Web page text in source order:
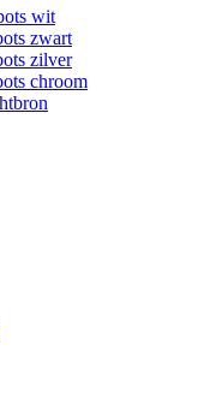
wit
zwart
zilver
chroom